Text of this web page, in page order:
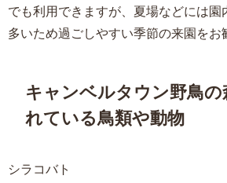
でも利用できますが、夏場などには園
多いため過ごしやすい季節の来園をお
キャンベルタウン野鳥の
れている鳥類や動物
シラコバト